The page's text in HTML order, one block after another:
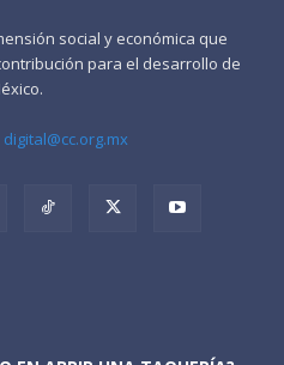
social y económica que
para el desarrollo de
digital@cc.org.mx